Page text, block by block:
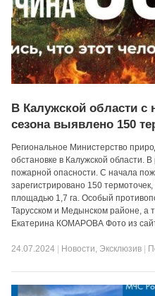
В Калужской области с
сезона выявлено 150
Региональное Министерство
обстановке в Калужской области.
пожарной опасности. С начала
зарегистрировано 150
площадью 1,7 га. Особый
Тарусском и Медынском районе, а
Екатерина КОМАРОВА Фото из
24.07.2024 Новости, Эксклюзив